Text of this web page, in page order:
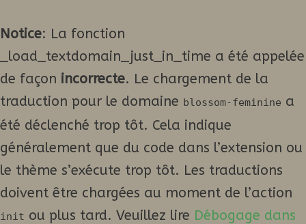
Notice: La fonction
_load_textdomain_just_in_time a été appelée
de façon incorrecte. Le chargement de la
traduction pour le domaine blossom-feminine a
été déclenché trop tôt. Cela indique
généralement que du code dans l’extension ou
le thème s’exécute trop tôt. Les traductions
doivent être chargées au moment de l’action
init ou plus tard. Veuillez lire Débogage dans